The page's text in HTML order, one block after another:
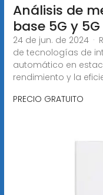
Análisis de
base 5G y
24 de jun. de 2024 ·
de tecnologías de
automático en
rendimiento y la
PRECIO GRATUITO